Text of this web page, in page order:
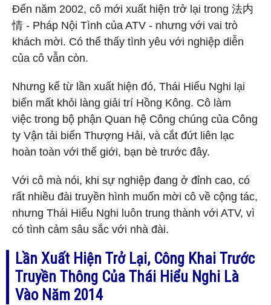
Đến năm 2002, cô mới xuất hiện trở lại trong 法内
情 - Pháp Nội Tình của ATV - nhưng với vai trò
khách mời. Có thể thấy tình yêu với nghiệp diễn
của cô vẫn còn.
Nhưng kể từ lần xuất hiện đó, Thái Hiểu Nghi lại
biến mất khỏi làng giải trí Hồng Kông. Cô làm
việc trong bộ phận Quan hệ Công chúng của Công
ty Vận tải biển Thượng Hải, và cắt đứt liên lạc
hoàn toàn với thế giới, bạn bè trước đây.
Với cô mà nói, khi sự nghiệp đang ở đỉnh cao, có
rất nhiều đài truyền hình muốn mời cô về cộng tác,
nhưng Thái Hiểu Nghi luôn trung thành với ATV, vì
có tình cảm sâu sắc với nhà đài.
Lần Xuất Hiện Trở Lại, Công Khai Trước
Truyền Thông Của Thái Hiểu Nghi Là
Vào Năm 2014